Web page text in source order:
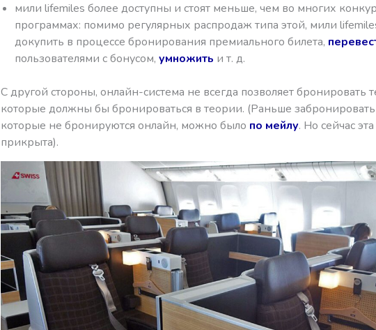
мили lifemiles более доступны и стоят меньше, чем во многих
программах: помимо регулярных распродаж типа этой, мили
докупить в процессе бронирования премиального билета,
пользователями с бонусом, умножить и т. д.
С другой стороны, онлайн-система не всегда позволяет бронировать
которые должны бы бронироваться в теории. (Раньше
которые не бронируются онлайн, можно было по мейлу. Но сейчас
прикрыта).